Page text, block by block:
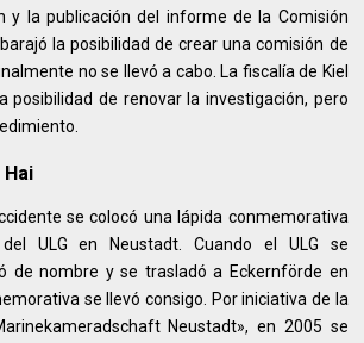
y la publicación del informe de la Comisión
la posibilidad de crear una comisión de
no se llevó a cabo. La fiscalía de Kiel
posibilidad de renovar la investigación, pero
se colocó una lápida conmemorativa
ULG en Neustadt. Cuando el ULG se
de nombre y se trasladó a Eckernförde en
se llevó consigo. Por iniciativa de la
Neustadt», en 2005 se